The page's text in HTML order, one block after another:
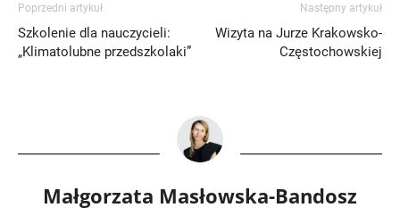
Poprzedni artykuł
Szkolenie dla nauczycieli:
„Klimatolubne przedszkolaki”
Następny artykuł
Wizyta na Jurze Krakowsko-
Częstochowskiej
Małgorzata Masłowska-Bandosz